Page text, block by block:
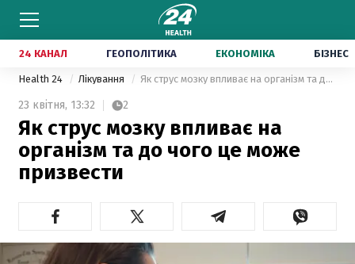
24 КАНАЛ ГЕОПОЛІТИКА ЕКОНОМІКА БІЗНЕС
Health 24 Лікування Як струс мозку впливає на організм та до чого це може призвести
23 квітня, 13:32 2
Як струс мозку впливає на
організм та до чого це може
призвести